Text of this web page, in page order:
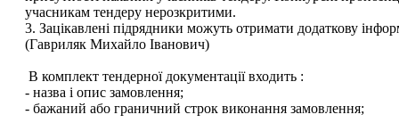
учасникам тендеру нерозкритими.
3. Зацікавлені підрядники можуть отримати додаткову
(Гавриляк Михайло Іванович)
В комплект тендерної документації входить :
- назва і опис замовлення;
- бажаний або граничний строк виконання замовлення;